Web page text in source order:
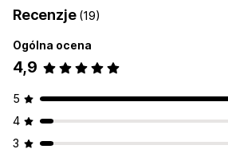
Recenzje (19)
Ogólna ocena
4,9
5
4
3